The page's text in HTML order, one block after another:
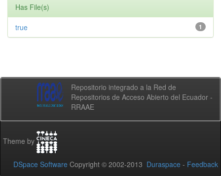
Has File(s)
1
true
Repositorio integrado a la Red de
Repositorios de Acceso Abierto del Ecuador -
RRAAE
Theme by
DSpace Software Copyright © 2002-2013 Duraspace - Feedback